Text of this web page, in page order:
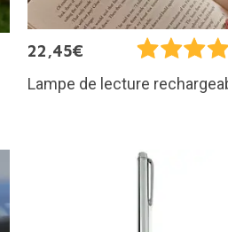
22,45€
Lampe de lecture